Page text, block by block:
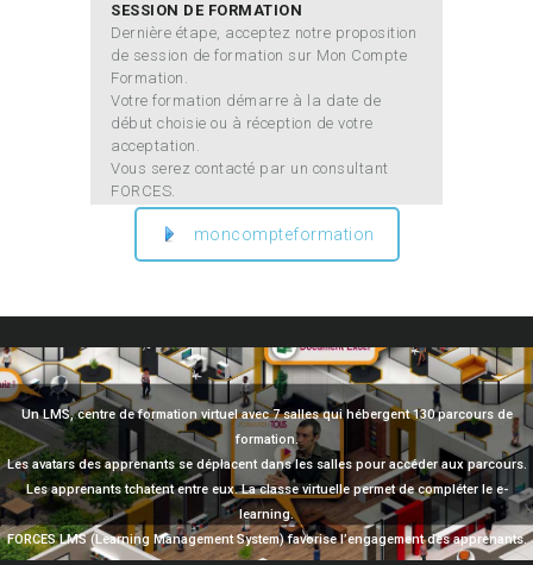
SESSION DE FORMATION
Dernière étape, acceptez notre proposition
de session de formation sur Mon Compte
Formation.
Votre formation démarre à la date de
début choisie ou à réception de votre
acceptation.
Vous serez contacté par un consultant
FORCES.
moncompteformation
Un LMS, centre de formation virtuel avec 7 salles qui hébergent 130 parcours de
formation.
Les avatars des apprenants se déplacent dans les salles pour accéder aux parcours.
Les apprenants tchatent entre eux. La classe virtuelle permet de compléter le e-
learning.
FORCES LMS (Learning Management System) favorise l’engagement des apprenants.